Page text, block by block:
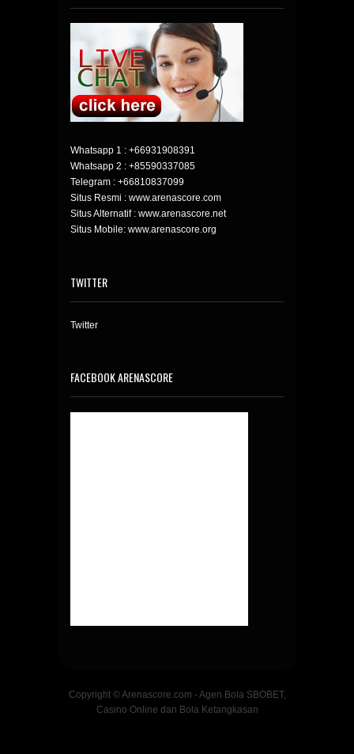
Whatsapp 1 : +66931908391
Whatsapp 2 : +85590337085
Telegram : +66810837099
Situs Resmi : www.arenascore.com
Situs Alternatif : www.arenascore.net
Situs Mobile: www.arenascore.org
TWITTER
Twitter
FACEBOOK ARENASCORE
Copyright © Arenascore.com - Agen Bola SBOBET,
Casino Online dan Bola Ketangkasan